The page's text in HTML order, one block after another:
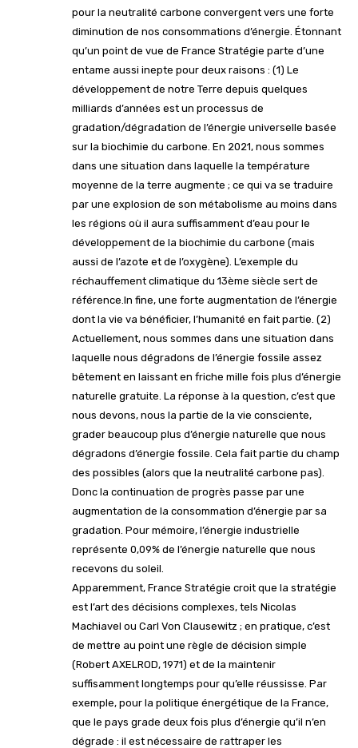
pour la neutralité carbone convergent vers une forte
diminution de nos consommations d’énergie. Étonnant
qu’un point de vue de France Stratégie parte d’une
entame aussi inepte pour deux raisons : (1) Le
développement de notre Terre depuis quelques
milliards d’années est un processus de
gradation/dégradation de l’énergie universelle basée
sur la biochimie du carbone. En 2021, nous sommes
dans une situation dans laquelle la température
moyenne de la terre augmente ; ce qui va se traduire
par une explosion de son métabolisme au moins dans
les régions où il aura suffisamment d’eau pour le
développement de la biochimie du carbone (mais
aussi de l’azote et de l’oxygène). L’exemple du
réchauffement climatique du 13ème siècle sert de
référence.In fine, une forte augmentation de l’énergie
dont la vie va bénéficier, l’humanité en fait partie. (2)
Actuellement, nous sommes dans une situation dans
laquelle nous dégradons de l’énergie fossile assez
bêtement en laissant en friche mille fois plus d’énergie
naturelle gratuite. La réponse à la question, c’est que
nous devons, nous la partie de la vie consciente,
grader beaucoup plus d’énergie naturelle que nous
dégradons d’énergie fossile. Cela fait partie du champ
des possibles (alors que la neutralité carbone pas).
Donc la continuation de progrès passe par une
augmentation de la consommation d’énergie par sa
gradation. Pour mémoire, l’énergie industrielle
représente 0,09% de l’énergie naturelle que nous
recevons du soleil.
Apparemment, France Stratégie croit que la stratégie
est l’art des décisions complexes, tels Nicolas
Machiavel ou Carl Von Clausewitz ; en pratique, c’est
de mettre au point une règle de décision simple
(Robert AXELROD, 1971) et de la maintenir
suffisamment longtemps pour qu’elle réussisse. Par
exemple, pour la politique énergétique de la France,
que le pays grade deux fois plus d’énergie qu’il n’en
dégrade : il est nécessaire de rattraper les